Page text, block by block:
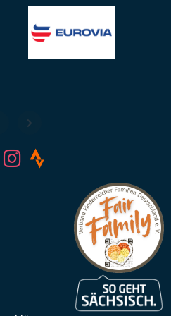
fab fa-facebook-f
fab fa-instagram